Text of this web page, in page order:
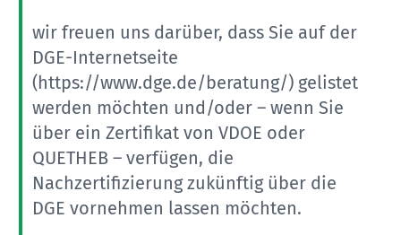
wir freuen uns darüber, dass Sie auf der
DGE-Internetseite
(https://www.dge.de/beratung/) gelistet
werden möchten und/oder – wenn Sie
über ein Zertifikat von VDOE oder
QUETHEB – verfügen, die
Nachzertifizierung zukünftig über die
DGE vornehmen lassen möchten.